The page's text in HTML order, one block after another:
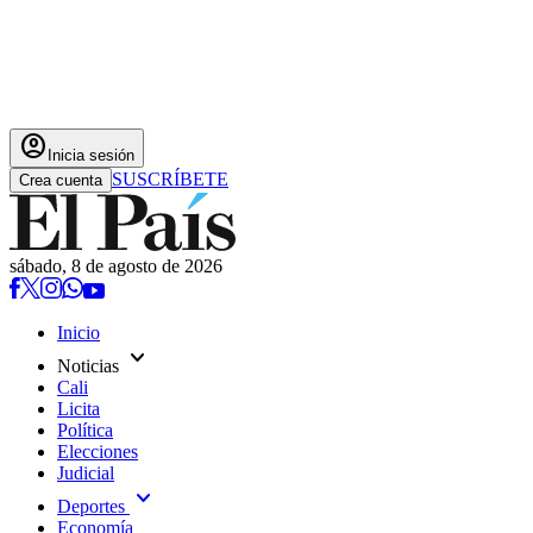
account_circle Inicia sesión
Crea cuenta SUSCRÍBETE
sábado, 8 de agosto de 2026
Inicio
Noticias expand_more
Cali
Licita
Política
Elecciones
Judicial
Deportes expand_more
Economía